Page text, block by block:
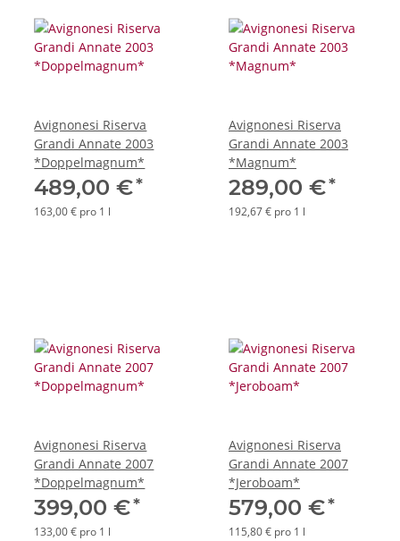
Avignonesi Riserva
Grandi Annate 2003
*Doppelmagnum*
489,00 €*
163,00 € pro 1 l
Avignonesi Riserva
Grandi Annate 2003
*Magnum*
289,00 €*
192,67 € pro 1 l
Avignonesi Riserva
Grandi Annate 2007
*Doppelmagnum*
399,00 €*
133,00 € pro 1 l
Avignonesi Riserva
Grandi Annate 2007
*Jeroboam*
579,00 €*
115,80 € pro 1 l